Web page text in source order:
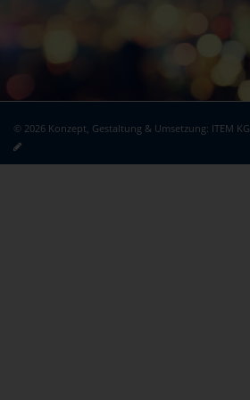
© 2026 Konzept, Gestaltung & Umsetzung: ITEM KG